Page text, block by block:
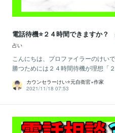
電話待機⭐️２４時間できますか？
占い
こんにちは、プロファイラーのけ
勝つためには２４時間待機が理想「
カウンセラーけい⭐️元自衛官×作家
2021/11/18 07:53